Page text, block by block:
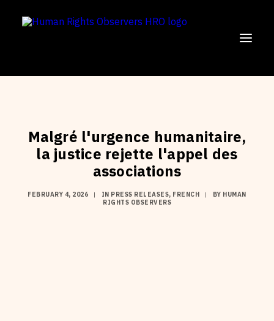
OUR MISSION
OUR WORK
ENGLISH
Malgré l'urgence humanitaire,
la justice rejette l'appel des
associations
FEBRUARY 4, 2026 | IN PRESS RELEASES, FRENCH | BY HUMAN
RIGHTS OBSERVERS